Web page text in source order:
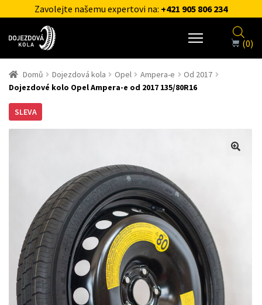
Zavolejte našemu expertovi na: +421 905 806 234
(0)
Domů Dojezdová kola Opel Ampera-e
Od 2017
Dojezdové kolo Opel Ampera-e od 2017 135/80R16
SLEVA